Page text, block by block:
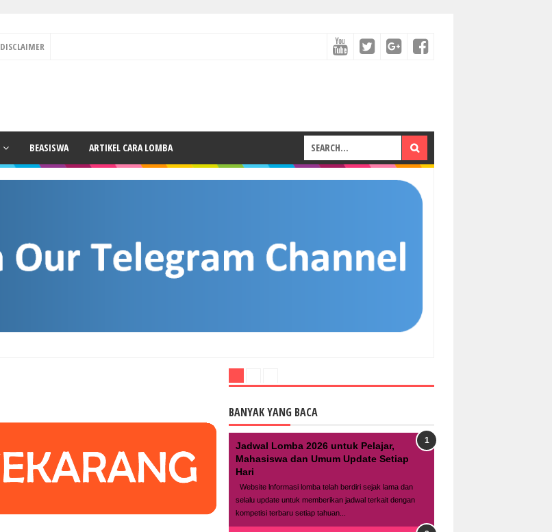
DISCLAIMER
BEASISWA ARTIKEL CARA LOMBA
BANYAK YANG BACA
Jadwal Lomba 2026 untuk Pelajar,
Mahasiswa dan Umum Update Setiap
Hari
Website lnformasi lomba telah berdiri sejak lama dan
selalu update untuk memberikan jadwal terkait dengan
kompetisi terbaru setiap tahuan...